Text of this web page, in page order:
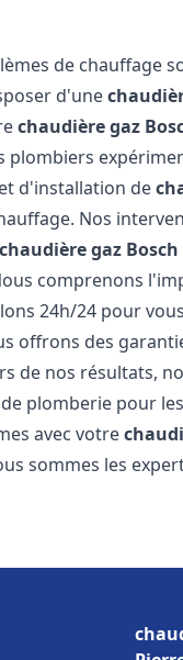
de chauffage
d'une
chaudière gaz
plombiers
d'installation de
Nos
chaudière gaz Bosch
comprenons
24h/24 pour
offrons des
de nos résultats,
plomberie pour
avec votre
sommes les